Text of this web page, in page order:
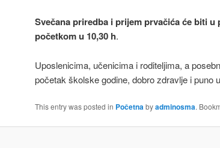
Svečana priredba i prijem prvačića će biti u
početkom u 10,30 h.
Uposlenicima, učenicima i roditeljima, a
početak školske godine, dobro zdravlje i puno
This entry was posted in Početnabyadminosma.